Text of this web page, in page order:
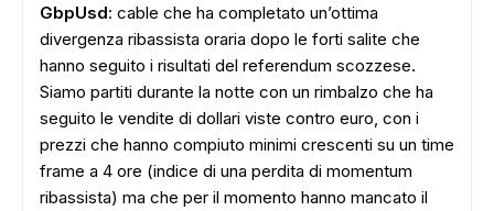
GbpUsd: cable che ha completato un’ottima
divergenza ribassista oraria dopo le forti salite che
hanno seguito i risultati del referendum scozzese.
Siamo partiti durante la notte con un rimbalzo che ha
seguito le vendite di dollari viste contro euro, con i
prezzi che hanno compiuto minimi crescenti su un time
frame a 4 ore (indice di una perdita di momentum
ribassista) ma che per il momento hanno mancato il